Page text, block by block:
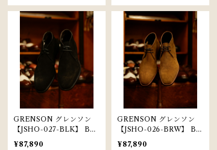
GRENSON グレンソン
【JSHO-027-BLK】 BE
LPER【BLACK】
¥87,890
GRENSON グレンソン
【JSHO-026-BRW】 BE
LPER【Brown】
¥87,890